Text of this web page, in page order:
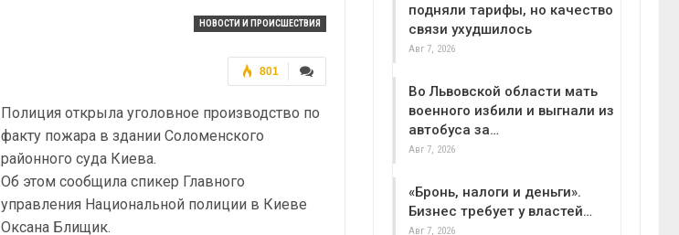
НОВОСТИ И ПРОИСШЕСТВИЯ
801
Полиция открыла уголовное производство по
факту пожара в здании Соломенского
районного суда Киева.
Об этом сообщила спикер Главного
управления Национальной полиции в Киеве
Оксана Блищик.
подняли тарифы, но качество
связи ухудшилось
Авг 7, 2026
Во Львовской области мать
военного избили и выгнали из
автобуса за…
Авг 7, 2026
«Бронь, налоги и деньги».
Бизнес требует у властей…
Авг 7, 2026